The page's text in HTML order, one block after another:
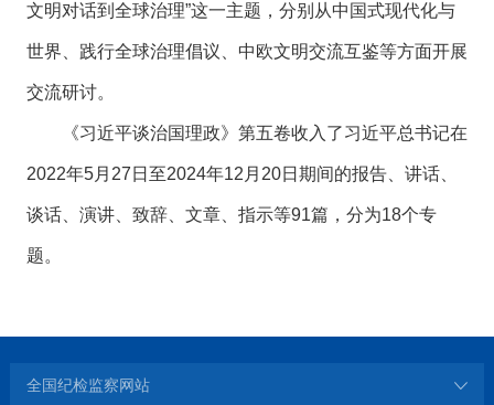
文明对话到全球治理”这一主题，分别从中国式现代化与
世界、践行全球治理倡议、中欧文明交流互鉴等方面开展
交流研讨。
《习近平谈治国理政》第五卷收入了习近平总书记在
2022年5月27日至2024年12月20日期间的报告、讲话、
谈话、演讲、致辞、文章、指示等91篇，分为18个专
题。
全国纪检监察网站